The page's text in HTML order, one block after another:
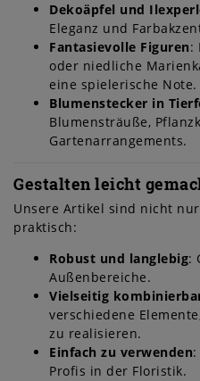
Dekoäpfel und
Eleganz und
Fantasievolle Figuren:
oder niedliche
eine spielerische Note.
Blumenstecker in
Blumensträuße,
Gartenarrangements.
Gestalten leicht
Unsere Artikel sind nicht
praktisch:
Robust und langlebig:
Außenbereiche.
Vielseitig
verschiedene
zu realisieren.
Einfach zu verwenden
Profis in der Floristik.